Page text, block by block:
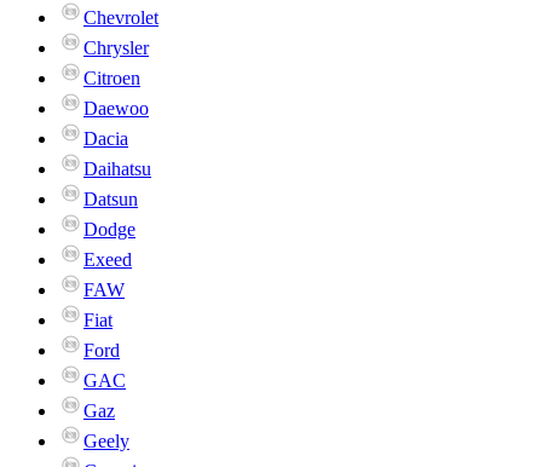
Chevrolet
Chrysler
Citroen
Daewoo
Dacia
Daihatsu
Datsun
Dodge
Exeed
FAW
Fiat
Ford
GAC
Gaz
Geely